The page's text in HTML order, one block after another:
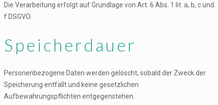
Die Verarbeitung erfolgt auf Grundlage von Art. 6 Abs. 1 lit. a, b, c und
f DSGVO.
Speicherdauer
Personenbezogene Daten werden gelöscht, sobald der Zweck der
Speicherung entfällt und keine gesetzlichen
Aufbewahrungspflichten entgegenstehen.